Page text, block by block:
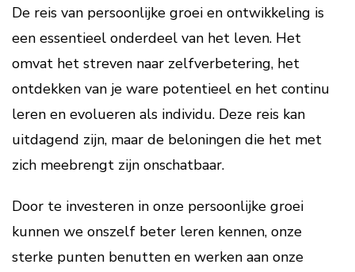
De reis van persoonlijke groei en ontwikkeling is
een essentieel onderdeel van het leven. Het
omvat het streven naar zelfverbetering, het
ontdekken van je ware potentieel en het continu
leren en evolueren als individu. Deze reis kan
uitdagend zijn, maar de beloningen die het met
zich meebrengt zijn onschatbaar.
Door te investeren in onze persoonlijke groei
kunnen we onszelf beter leren kennen, onze
sterke punten benutten en werken aan onze